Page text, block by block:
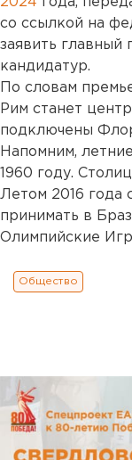
со ссылкой на
заявить главный
кандидатур.
По словам
Рим станет
подключены
Напомним,
1960 году.
Летом 2016 года
принимать в
Олимпийские
Общество